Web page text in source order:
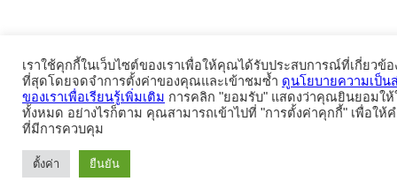
เราใช้คุกกี้ในเว็บไซต์ของเราเพื่อให้คุณได้รับประสบการณ์ที่เกี่ยวข้อ
ที่สุดโดยจดจำการตั้งค่าของคุณและเข้าชมซ้ำ ดูนโยบายความเป็น
ของเราเพื่อเรียนรู้เพิ่มเติม การคลิก "ยอมรับ" แสดงว่าคุณยินยอมใ
ทั้งหมด อย่างไรก็ตาม คุณสามารถเข้าไปที่ "การตั้งค่าคุกกี้" เพื่อให้
ที่มีการควบคุม
ตั้งค่า ยืนยัน